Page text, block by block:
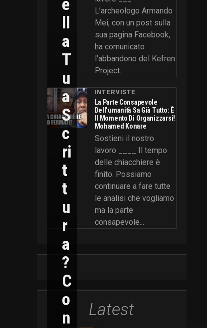
L’archeologo Armando
Mei, con un post sulla
sua pagina Facebook,
ha comunicato
l’abbandono del Kefren
Project.
INTERVISTE
La Parte Consapevole
Dell’umanità Sa Già Tutto: È
Il Momento Di Organizzarsi!
Mohamed Konare
Sostieni il nostro
lavoro ____ Il tempo
delle chiacchiere è
finito. Possiamo
continuare a fare tutte
le analisi che vogliamo
ma la parte
consapevole...
Latest
Ll
A
T
U
A
S
C
Ri
T
T
U
R
A
?
C
O
N